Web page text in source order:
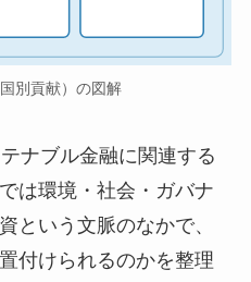
別貢献）の図解
ナブル金融に関連する
は環境・社会・ガバナ
という文脈のなかで、
付けられるのかを整理